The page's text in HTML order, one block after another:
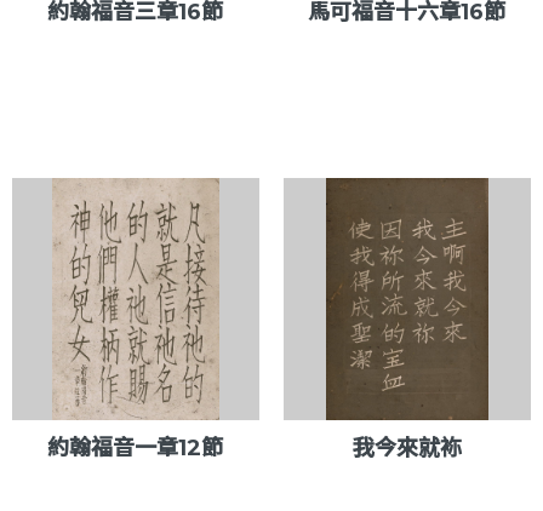
約翰福音三章16節 馬可福音十六章16節
約翰福音一章12節 我今來就袮